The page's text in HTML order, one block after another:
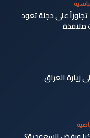
الموارد المائية: 454 تجاوزاً على دجلة تعود
متنفذة
زيارة العراق